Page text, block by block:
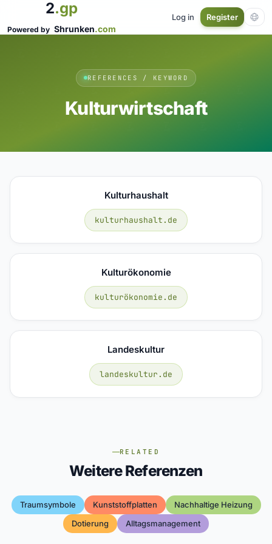
2.gp
Powered by Shrunken.com
Log in Register
REFERENCES / KEYWORD
Kulturwirtschaft
Kulturhaushalt
kulturhaushalt.de
Kulturökonomie
kulturökonomie.de
Landeskultur
landeskultur.de
RELATED
Weitere Referenzen
Traumsymbole Kunststoffplatten
Nachhaltige Heizung
Dotierung
Alltagsmanagement